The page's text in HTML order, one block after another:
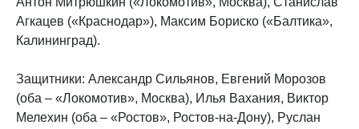
Агкацев («Краснодар»), Максим Бориско («Балтика»,
Калининград).
Защитники: Александр Сильянов, Евгений Морозов
(оба – «Локомотив», Москва), Илья Вахания, Виктор
Мелехин (оба – «Ростов», Ростов-на-Дону), Руслан